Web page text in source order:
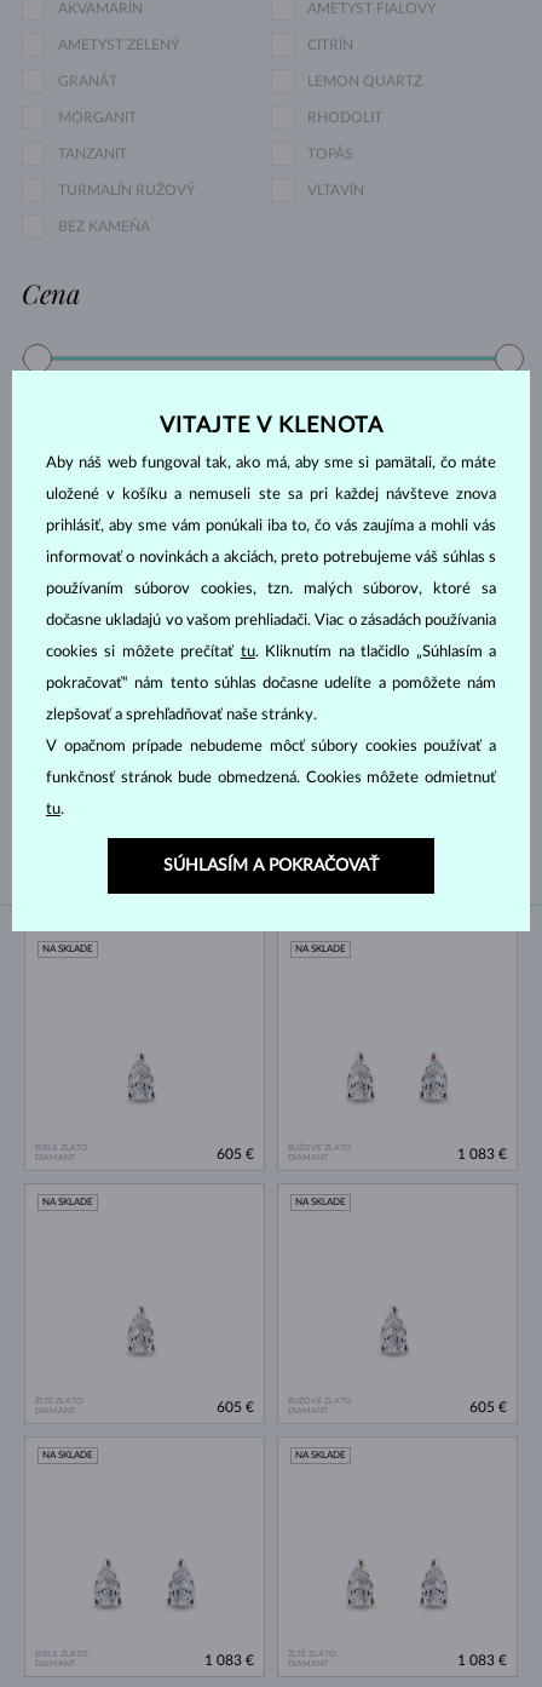
AKVAMARÍN AMETYST FIALOVÝ
AMETYST ZELENÝ CITRÍN
GRANÁT LEMON QUARTZ
MORGANIT RHODOLIT
TANZANIT TOPÁS
TURMALÍN RUŽOVÝ VLTAVÍN
BEZ KAMEŇA
Cena
Výbrus
GUĽATÝ KVAPKA
OVÁL SMARAGD
CUSHION PRINCES
TRILLION MARKÍZA
Druh perly
BIELE ZLATO
DIAMANT
NA SKLADE
605 €
RUŽOVÉ ZLATO
DIAMANT
NA SKLADE
1 083 €
ŽLTÉ ZLATO
DIAMANT
NA SKLADE
605 €
RUŽOVÉ ZLATO
DIAMANT
NA SKLADE
605 €
BIELE ZLATO
DIAMANT
NA SKLADE
1 083 €
ŽLTÉ ZLATO
DIAMANT
NA SKLADE
1 083 €
VITAJTE V KLENOTA
Aby náš web fungoval tak, ako má, aby sme si pamätali, čo máte
uložené v košíku a nemuseli ste sa pri každej návšteve znova
prihlásiť, aby sme vám ponúkali iba to, čo vás zaujíma a mohli vás
informovať o novinkách a akciách, preto potrebujeme váš súhlas s
používaním súborov cookies, tzn. malých súborov, ktoré sa
dočasne ukladajú vo vašom prehliadači. Viac o zásadách používania
cookies si môžete prečítať tu. Kliknutím na tlačidlo „Súhlasím a
pokračovať“ nám tento súhlas dočasne udelíte a pomôžete nám
zlepšovať a sprehľadňovať naše stránky.
V opačnom prípade nebudeme môcť súbory cookies používať a
funkčnosť stránok bude obmedzená. Cookies môžete odmietnuť
tu.
SÚHLASÍM A POKRAČOVAŤ